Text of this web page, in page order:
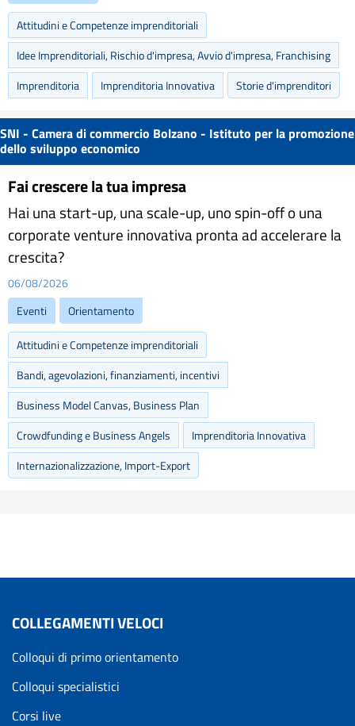
Attitudini e Competenze imprenditoriali
Idee Imprenditoriali, Rischio d'impresa, Avvio d'impresa, Franchising
Imprenditoria
Imprenditoria Innovativa Storie d'imprenditori
SNI - Camera di commercio Bolzano - Istituto per la promozione
dello sviluppo economico
Fai crescere la tua impresa
Hai una start-up, una scale-up, uno spin-off o una
corporate venture innovativa pronta ad accelerare la
crescita?
06/08/2026
Eventi
Orientamento
Attitudini e Competenze imprenditoriali
Bandi, agevolazioni, finanziamenti, incentivi
Business Model Canvas, Business Plan
Crowdfunding e Business Angels
Imprenditoria Innovativa
Internazionalizzazione, Import-Export
COLLEGAMENTI VELOCI
Colloqui di primo orientamento
Colloqui specialistici
Corsi live